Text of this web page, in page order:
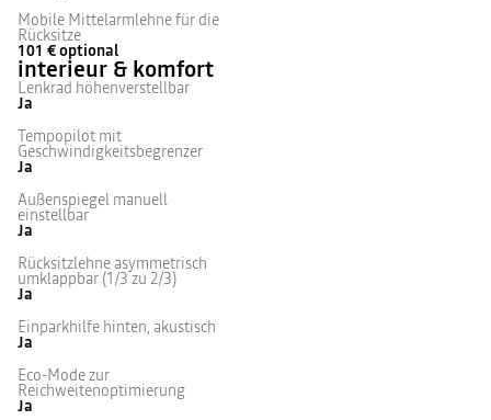
Mobile Mittelarmlehne für die
Rücksitze
101 €optional
interieur & komfort
Lenkrad höhenverstellbar
Ja
Tempopilot mit
Geschwindigkeitsbegrenzer
Ja
Außenspiegel manuell
einstellbar
Ja
Rücksitzlehne asymmetrisch
umklappbar (1/3 zu 2/3)
Ja
Einparkhilfe hinten, akustisch
Ja
Eco-Mode zur
Reichweitenoptimierung
Ja